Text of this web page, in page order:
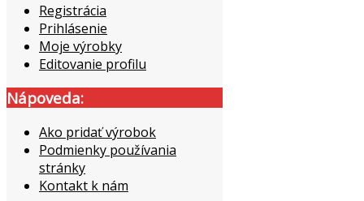
Registrácia
Prihlásenie
Moje výrobky
Editovanie profilu
Nápoveda:
Ako pridať výrobok
Podmienky používania
stránky
Kontakt k nám